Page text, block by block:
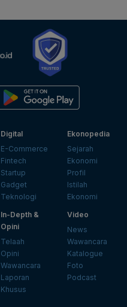
Digital
E-Commerce
Fintech
Startup
Gadget
Teknologi
Ekonopedia
Sejarah
Ekonomi
Profil
Istilah
Ekonomi
In-Depth &
Opini
Telaah
Opini
Wawancara
Laporan
Khusus
Video
News
Wawancara
Katalogue
Foto
Podcast